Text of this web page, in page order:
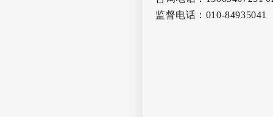
监督电话： 010-84935041